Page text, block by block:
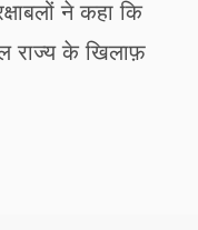
ने कहा कि
राज्य के खिलाफ़